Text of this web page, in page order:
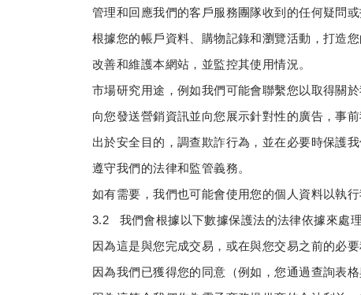
管理和回應我們的客戶服務團隊收到的任何疑問或
根據您的帳戶資料、購物記錄和瀏覽活動，打造
改善和維護本網站，並監控其使用情況。
市場研究用途，例如我們可能會聯繫您以取得關於
向您發送營銷資訊並向您展示針對性的廣告，事前
出於安全目的，調查欺詐行為，並在必要時保護我
遵守我們的法律和監管義務。
如有需要，我們也可能會使用您的個人資料以執行
3.2 我們會根據以下數據保護法的法律依據來處理
因為這是與您完成交易，或在與您交易之前的必
因為我們已獲得您的同意（例如，您通過查詢表